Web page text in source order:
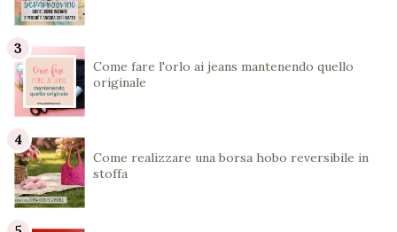
Come fare l'orlo ai jeans mantenendo quello
originale
Come realizzare una borsa hobo reversibile in
stoffa